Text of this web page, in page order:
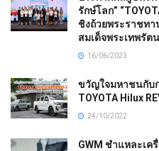
รักษ์โลก”
ชิงถ้วยพระราชทา
สมเด็จพระเทพรั
16/06/2023
ขวัญใจมหาชนกับ
TOYOTA Hilux
24/10/2022
GWM ชำแหละเค